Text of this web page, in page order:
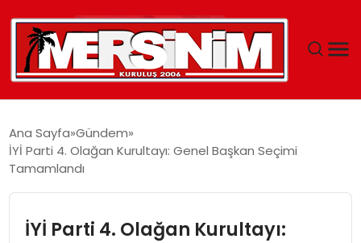
YAŞAM
Ana Sayfa Gündem
İYİ Parti 4. Olağan Kurultayı: Genel Başkan Seçimi
Tamamlandı
İYİ Parti 4. Olağan Kurultayı: